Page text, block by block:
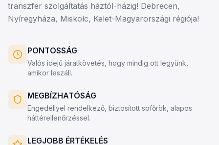
transzfer szolgáltatás háztól-házig! Debrecen,
Nyíregyháza, Miskolc, Kelet-Magyarországi régiója!
PONTOSSÁG
Valós idejű járatkövetés, hogy mindig ott legyünk,
amikor leszáll.
MEGBÍZHATÓSÁG
Engedéllyel rendelkező, biztosított sofőrök, alapos
háttérellenőrzéssel.
LEGJOBB ÉRTÉKELÉS